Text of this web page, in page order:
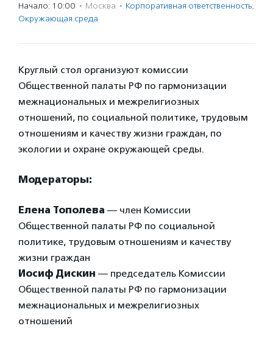
Начало: 10:00 · Москва · Корпоративная ответственность,
Окружающая среда
Круглый стол организуют комиссии
Общественной палаты РФ по гармонизации
межнациональных и межрелигиозных
отношений, по социальной политике, трудовым
отношениям и качеству жизни граждан, по
экологии и охране окружающей среды.
Модераторы:
Елена Тополева — член Комиссии
Общественной палаты РФ по социальной
политике, трудовым отношениям и качеству
жизни граждан
Иосиф Дискин — председатель Комиссии
Общественной палаты РФ по гармонизации
межнациональных и межрелигиозных
отношений